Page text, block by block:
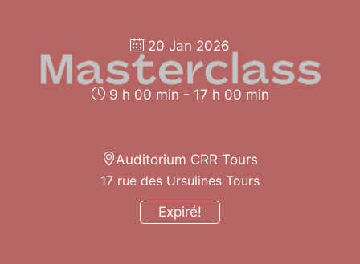
20 Jan 2026
Expiré!
9 h 00 min - 17 h 00 min
Auditorium CRR Tours
17 rue des Ursulines Tours